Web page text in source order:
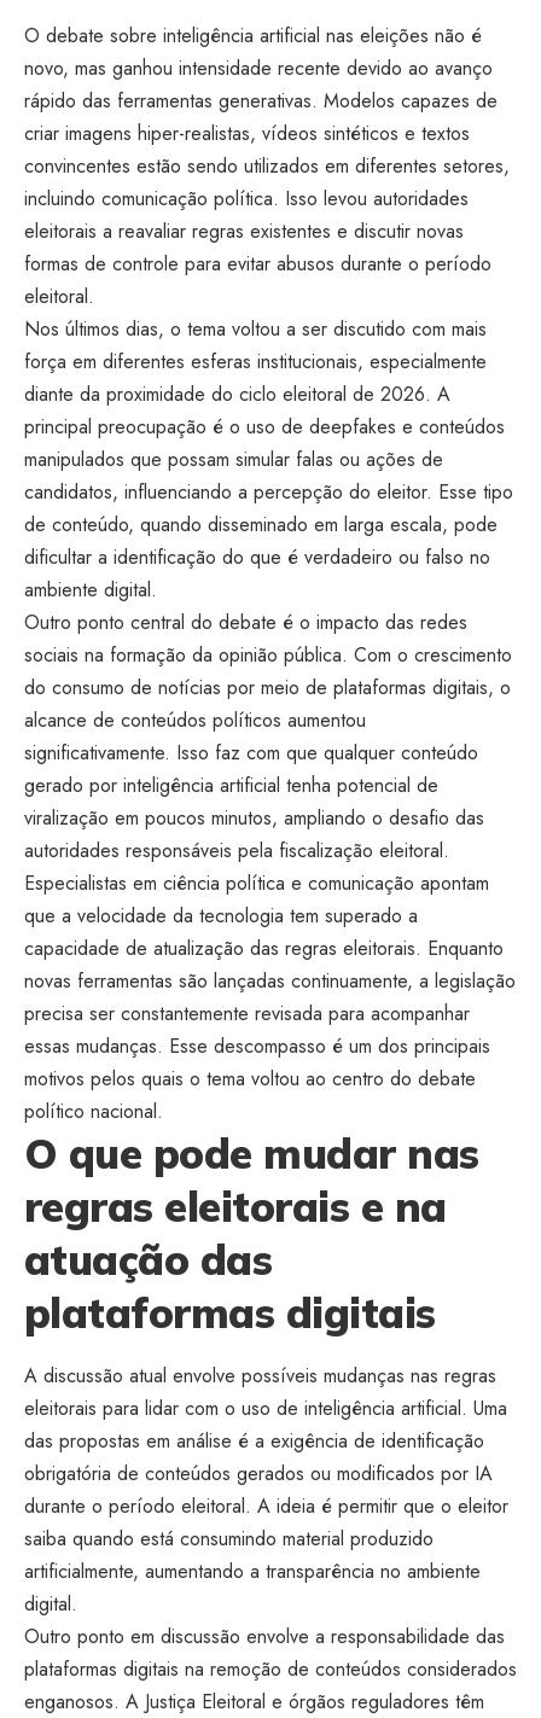
O debate sobre inteligência artificial nas eleições não é
novo, mas ganhou intensidade recente devido ao avanço
rápido das ferramentas generativas. Modelos capazes de
criar imagens hiper-realistas, vídeos sintéticos e textos
convincentes estão sendo utilizados em diferentes setores,
incluindo comunicação política. Isso levou autoridades
eleitorais a reavaliar regras existentes e discutir novas
formas de controle para evitar abusos durante o período
eleitoral.
Nos últimos dias, o tema voltou a ser discutido com mais
força em diferentes esferas institucionais, especialmente
diante da proximidade do ciclo eleitoral de 2026. A
principal preocupação é o uso de deepfakes e conteúdos
manipulados que possam simular falas ou ações de
candidatos, influenciando a percepção do eleitor. Esse tipo
de conteúdo, quando disseminado em larga escala, pode
dificultar a identificação do que é verdadeiro ou falso no
ambiente digital.
Outro ponto central do debate é o impacto das redes
sociais na formação da opinião pública. Com o crescimento
do consumo de notícias por meio de plataformas digitais, o
alcance de conteúdos políticos aumentou
significativamente. Isso faz com que qualquer conteúdo
gerado por inteligência artificial tenha potencial de
viralização em poucos minutos, ampliando o desafio das
autoridades responsáveis pela fiscalização eleitoral.
Especialistas em ciência política e comunicação apontam
que a velocidade da tecnologia tem superado a
capacidade de atualização das regras eleitorais. Enquanto
novas ferramentas são lançadas continuamente, a legislação
precisa ser constantemente revisada para acompanhar
essas mudanças. Esse descompasso é um dos principais
motivos pelos quais o tema voltou ao centro do debate
político nacional.
O que pode mudar nas
regras eleitorais e na
atuação das
plataformas digitais
A discussão atual envolve possíveis mudanças nas regras
eleitorais para lidar com o uso de inteligência artificial. Uma
das propostas em análise é a exigência de identificação
obrigatória de conteúdos gerados ou modificados por IA
durante o período eleitoral. A ideia é permitir que o eleitor
saiba quando está consumindo material produzido
artificialmente, aumentando a transparência no ambiente
digital.
Outro ponto em discussão envolve a responsabilidade das
plataformas digitais na remoção de conteúdos considerados
enganosos. A Justiça Eleitoral e órgãos reguladores têm